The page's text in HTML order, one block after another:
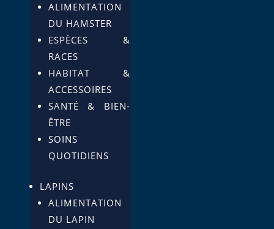
ALIMENTATION
DU HAMSTER
ESPÈCES &
RACES
HABITAT &
ACCESSOIRES
SANTÉ & BIEN-
ÊTRE
SOINS
QUOTIDIENS
LAPINS
ALIMENTATION
DU LAPIN